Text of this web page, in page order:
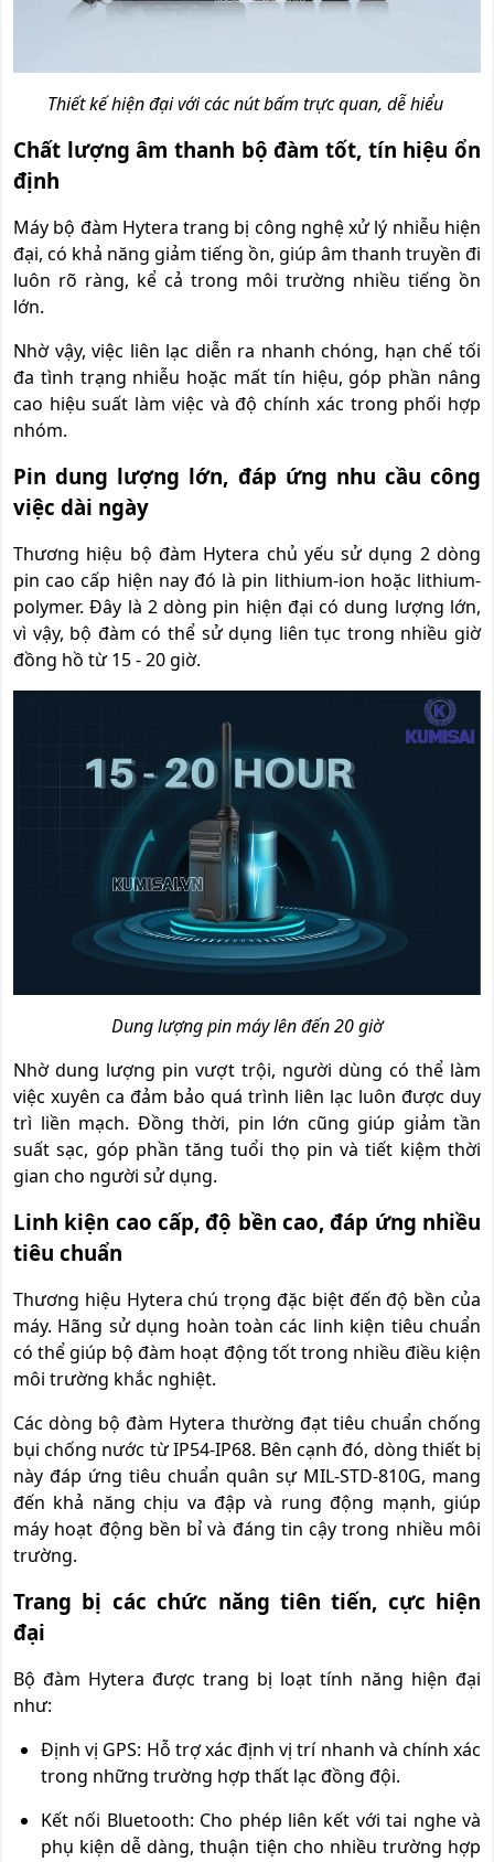
Thiết kế hiện đại với các nút bấm trực quan, dễ hiểu
Chất lượng âm thanh bộ đàm tốt, tín hiệu ổn
định
Máy bộ đàm Hytera trang bị công nghệ xử lý nhiễu hiện
đại, có khả năng giảm tiếng ồn, giúp âm thanh truyền đi
luôn rõ ràng, kể cả trong môi trường nhiều tiếng ồn
lớn.
Nhờ vậy, việc liên lạc diễn ra nhanh chóng, hạn chế tối
đa tình trạng nhiễu hoặc mất tín hiệu, góp phần nâng
cao hiệu suất làm việc và độ chính xác trong phối hợp
nhóm.
Pin dung lượng lớn, đáp ứng nhu cầu công
việc dài ngày
Thương hiệu bộ đàm Hytera chủ yếu sử dụng 2 dòng
pin cao cấp hiện nay đó là pin lithium-ion hoặc lithium-
polymer. Đây là 2 dòng pin hiện đại có dung lượng lớn,
vì vậy, bộ đàm có thể sử dụng liên tục trong nhiều giờ
đồng hồ từ 15 - 20 giờ.
Dung lượng pin máy lên đến 20 giờ
Nhờ dung lượng pin vượt trội, người dùng có thể làm
việc xuyên ca đảm bảo quá trình liên lạc luôn được duy
trì liền mạch. Đồng thời, pin lớn cũng giúp giảm tần
suất sạc, góp phần tăng tuổi thọ pin và tiết kiệm thời
gian cho người sử dụng.
Linh kiện cao cấp, độ bền cao, đáp ứng nhiều
tiêu chuẩn
Thương hiệu Hytera chú trọng đặc biệt đến độ bền của
máy. Hãng sử dụng hoàn toàn các linh kiện tiêu chuẩn
có thể giúp bộ đàm hoạt động tốt trong nhiều điều kiện
môi trường khắc nghiệt.
Các dòng bộ đàm Hytera thường đạt tiêu chuẩn chống
bụi chống nước từ IP54-IP68. Bên cạnh đó, dòng thiết bị
này đáp ứng tiêu chuẩn quân sự MIL-STD-810G, mang
đến khả năng chịu va đập và rung động mạnh, giúp
máy hoạt động bền bỉ và đáng tin cậy trong nhiều môi
trường.
Trang bị các chức năng tiên tiến, cực hiện
đại
Bộ đàm Hytera được trang bị loạt tính năng hiện đại
như:
Định vị GPS: Hỗ trợ xác định vị trí nhanh và chính xác
trong những trường hợp thất lạc đồng đội.
Kết nối Bluetooth: Cho phép liên kết với tai nghe và
phụ kiện dễ dàng, thuận tiện cho nhiều trường hợp